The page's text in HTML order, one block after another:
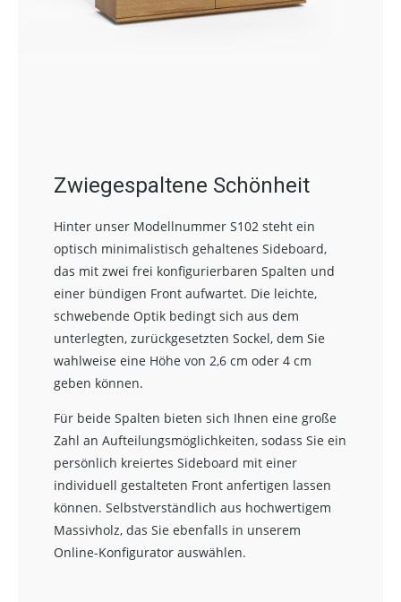
Zwiegespaltene Schönheit
Hinter unser Modellnummer S102 steht ein
optisch minimalistisch gehaltenes Sideboard,
das mit zwei frei konfigurierbaren Spalten und
einer bündigen Front aufwartet. Die leichte,
schwebende Optik bedingt sich aus dem
unterlegten, zurückgesetzten Sockel, dem Sie
wahlweise eine Höhe von 2,6 cm oder 4 cm
geben können.
Für beide Spalten bieten sich Ihnen eine große
Zahl an Aufteilungsmöglichkeiten, sodass Sie ein
persönlich kreiertes Sideboard mit einer
individuell gestalteten Front anfertigen lassen
können. Selbstverständlich aus hochwertigem
Massivholz, das Sie ebenfalls in unserem
Online-Konfigurator auswählen.